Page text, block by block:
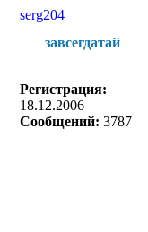
serg204
завсегдатай
Регистрация:
18.12.2006
Сообщений: 3787